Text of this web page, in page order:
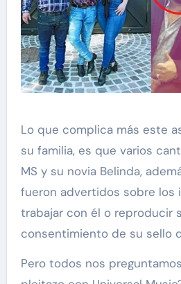
Lo que complica más este
su familia, es que varios
MS y su novia Belinda,
fueron advertidos sobre los
trabajar con él o reproducir
consentimiento de su sello
Pero todos nos